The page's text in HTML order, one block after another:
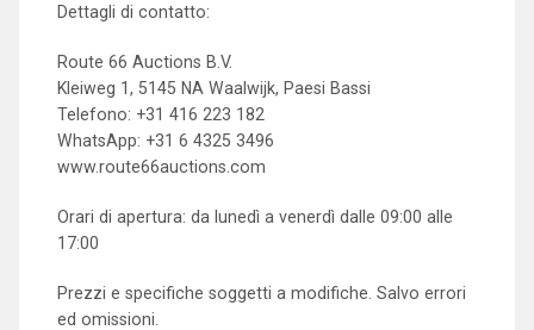
Dettagli di contatto:
Route 66 Auctions B.V.
Kleiweg 1, 5145 NA Waalwijk, Paesi Bassi
Telefono: +31 416 223 182
WhatsApp: +31 6 4325 3496
www.route66auctions.com
Orari di apertura: da lunedì a venerdì dalle 09:00 alle
17:00
Prezzi e specifiche soggetti a modifiche. Salvo errori
ed omissioni.